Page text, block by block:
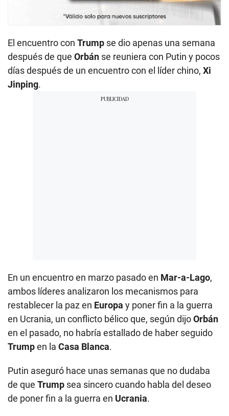
El encuentro con Trump se dio apenas una semana
después de que Orbán se reuniera con Putin y pocos
días después de un encuentro con el líder chino, Xi
Jinping.
En un encuentro en marzo pasado en Mar-a-Lago,
ambos líderes analizaron los mecanismos para
restablecer la paz en Europa y poner fin a la guerra
en Ucrania, un conflicto bélico que, según dijoOrbán
en el pasado, no habría estallado de haber seguido
Trumpen la Casa Blanca.
Putin aseguró hace unas semanas que no dudaba
de que Trump sea sincero cuando habla del deseo
de poner fin a la guerra en Ucrania.